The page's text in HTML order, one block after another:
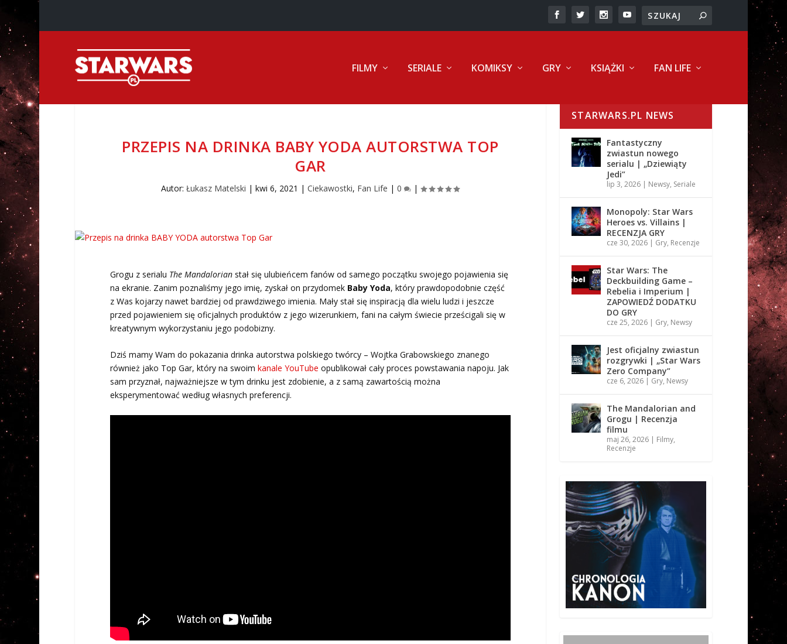
FILMY SERIALE KOMIKSY GRY KSIĄŻKI FAN LIFE
PRZEPIS NA DRINKA BABY YODA AUTORSTWA TOP
GAR
Autor:Łukasz Matelski |kwi 6, 2021 |Ciekawostki, Fan Life |0 |
Grogu z serialu The Mandalorianstał się ulubieńcem fanów od samego początku swojego pojawienia się
na ekranie. Zanim poznaliśmy jego imię, zyskał on przydomek Baby Yoda, który prawdopodobnie część
z Was kojarzy nawet bardziej od prawdziwego imienia. Mały stał się inspiracją dla wielu ludzi i jeszcze
przed pojawieniem się oficjalnych produktów z jego wizerunkiem, fani na całym świecie prześcigali się w
kreatywnym wykorzystaniu jego podobizny.
Dziś mamy Wam do pokazania drinka autorstwa polskiego twórcy – Wojtka Grabowskiego znanego
również jako Top Gar, który na swoim kanale YouTube opublikował cały proces powstawania napoju. Jak
sam przyznał, najważniejsze w tym drinku jest zdobienie, a z samą zawartością można
eksperymentować według własnych preferencji.
STARWARS.PL NEWS
Fantastyczny
zwiastun nowego
serialu | „Dziewiąty
Jedi”
lip 3, 2026 | Newsy, Seriale
Monopoly: Star Wars
Heroes vs. Villains |
RECENZJA GRY
cze 30, 2026 | Gry, Recenzje
Star Wars: The
Deckbuilding Game –
Rebelia i Imperium |
ZAPOWIEDŹ DODATKU
DO GRY
cze 25, 2026 | Gry, Newsy
Jest oficjalny zwiastun
rozgrywki | „Star Wars
Zero Company”
cze 6, 2026 | Gry, Newsy
The Mandalorian and
Grogu | Recenzja
filmu
maj 26, 2026 | Filmy,
Recenzje